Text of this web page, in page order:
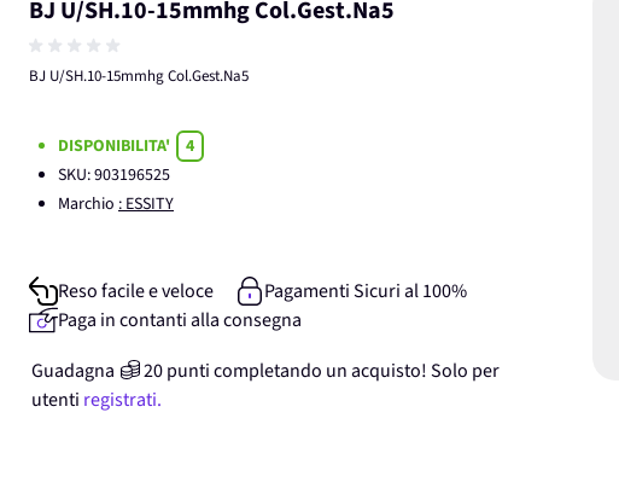
BJ U/SH.10-15mmhg Col.Gest.Na5
BJ U/SH.10-15mmhg Col.Gest.Na5
DISPONIBILITA'
4
SKU:903196525
Marchio : ESSITY
Reso facile e veloce
Pagamenti Sicuri al 100%
Paga in contanti alla consegna
Guadagna
20punticompletando un acquisto! Solo per
utenti registrati.